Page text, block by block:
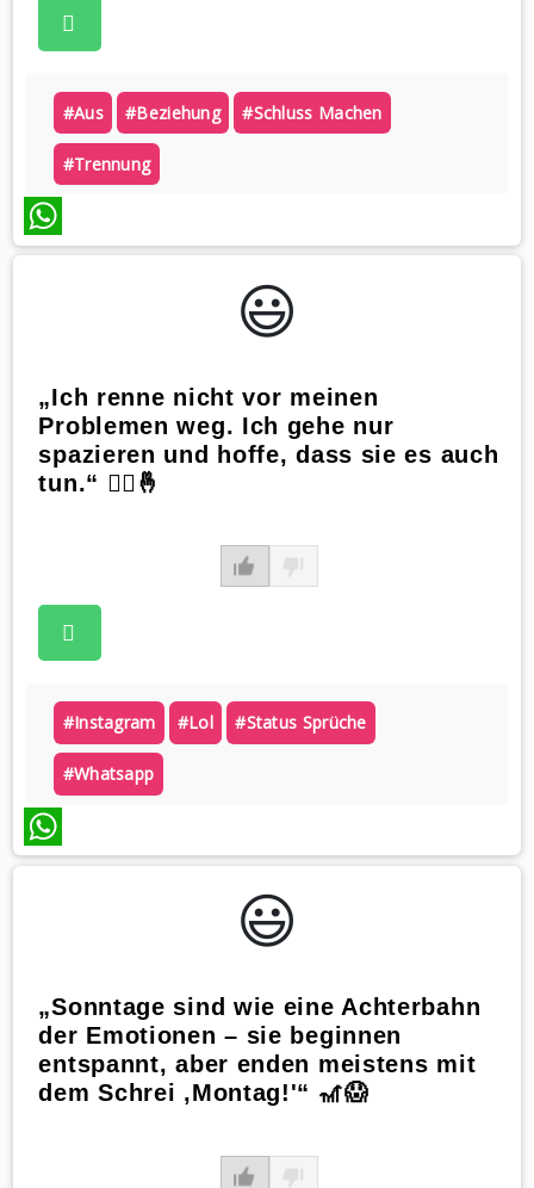
#aus #beziehung #schluss Machen
#trennung
WhatsApp
😃️
„Ich renne nicht vor meinen
Problemen weg. Ich gehe nur
spazieren und hoffe, dass sie es auch
tun.“ 🚶‍♂️🤞
#instagram #lol #status Sprüche
#whatsapp
WhatsApp
😃️
„Sonntage sind wie eine Achterbahn
der Emotionen – sie beginnen
entspannt, aber enden meistens mit
dem Schrei ‚Montag!'“ 🎢😱